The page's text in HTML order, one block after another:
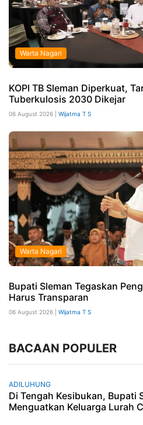
Warta Nagari
KOPI TB Sleman Diperkuat,
Tuberkulosis 2030 Dikejar
06 August 2026 | Wijatma T S
Warta Nagari
Bupati Sleman Tegaskan
Harus Transparan
06 August 2026 | Wijatma T S
BACAAN POPULER
ADILUHUNG
Di Tengah Kesibukan, Bupati
Menguatkan Keluarga Lurah